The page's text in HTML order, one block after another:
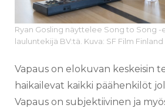
Ryan Gosling näyttelee Song to Song -
lauluntekijä BV:tä. Kuva: SF Film
Vapaus on elokuvan keskeisin
haikailevat kaikki päähenkilöt
Vapaus on subjektiivinen ja